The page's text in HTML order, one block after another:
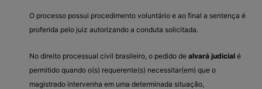
O processo possui procedimento voluntário e ao final a sentença é
proferida pelo juiz autorizando a conduta solicitada.
No direito processual civil brasileiro, o pedido de alvará judicial é
permitido quando o(s) requerente(s) necessitar(em) que o
magistrado intervenha em uma determinada situação,